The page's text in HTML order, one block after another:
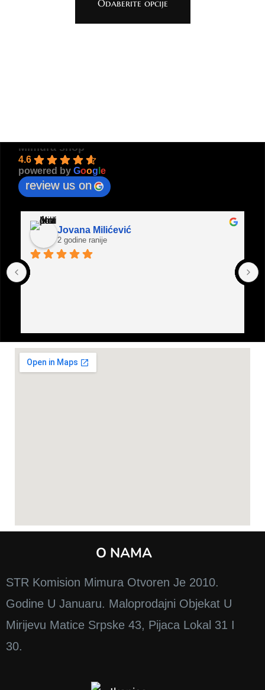
Odaberite opcije
Mimura shop
4.6
powered by Goog e
review us on
Jovana Milićević
2 godine ranije
O NAMA
STR Komision Mimura Otvoren Je 2010.
Godine U Januaru. Maloprodajni Objekat U
Mirijevu Matice Srpske 43, Pijaca Lokal 31 I
30.